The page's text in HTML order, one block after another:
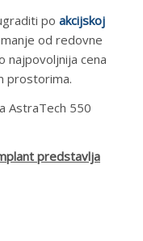
po akcijskoj
od redovne
najpovoljnija cena
prostorima.
AstraTech 550
predstavlja